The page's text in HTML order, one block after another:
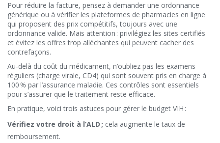
Pour réduire la facture, pensez à demander une ordonnance
générique ou à vérifier les plateformes de pharmacies en ligne
qui proposent des prix compétitifs, toujours avec une
ordonnance valide. Mais attention : privilégiez les sites certifiés
et évitez les offres trop alléchantes qui peuvent cacher des
contrefaçons.
Au-delà du coût du médicament, n’oubliez pas les examens
réguliers (charge virale, CD4) qui sont souvent pris en charge à
100 % par l’assurance maladie. Ces contrôles sont essentiels
pour s’assurer que le traitement reste efficace.
En pratique, voici trois astuces pour gérer le budget VIH :
Vérifiez votre droit à l’ALD ; cela augmente le taux de
remboursement.